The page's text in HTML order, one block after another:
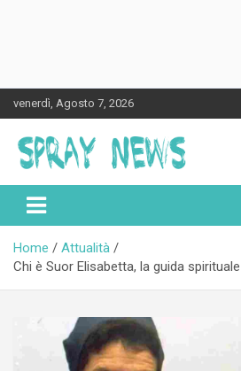
to
content
venerdì, Agosto 7, 2026
Spraynews.it
Home
Attualità
Chi è Suor Elisabetta, la guida